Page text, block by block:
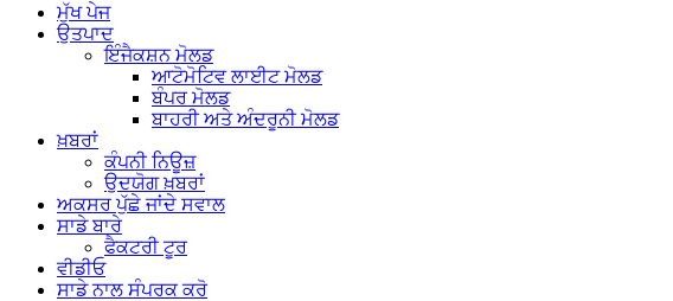
ਮੁੱਖ ਪੇਜ
ਉਤਪਾਦ
ਇੰਜੈਕਸ਼ਨ ਮੋਲਡ
ਆਟੋਮੋਟਿਵ ਲਾਈਟ ਮੋਲਡ
ਬੰਪਰ ਮੋਲਡ
ਬਾਹਰੀ ਅਤੇ ਅੰਦਰੂਨੀ ਮੋਲਡ
ਖ਼ਬਰਾਂ
ਕੰਪਨੀ ਨਿਊਜ਼
ਉਦਯੋਗ ਖ਼ਬਰਾਂ
ਅਕਸਰ ਪੁੱਛੇ ਜਾਂਦੇ ਸਵਾਲ
ਸਾਡੇ ਬਾਰੇ
ਫੈਕਟਰੀ ਟੂਰ
ਵੀਡੀਓ
ਸਾਡੇ ਨਾਲ ਸੰਪਰਕ ਕਰੋ